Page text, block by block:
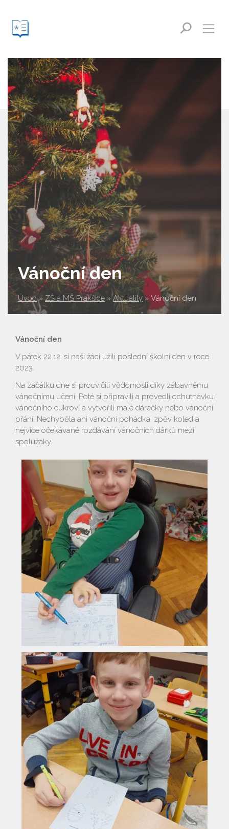
Vánoční den
Úvod » ZŠ a MŠ Prakšice » Aktuality » Vánoční den
Vánoční den
V pátek 22.12. si naši žáci užili poslední školní den v roce
2023.
Na začátku dne si procvičili vědomosti díky zábavnému
vánočnímu učení. Poté si připravili a provedli ochutnávku
vánočního cukroví a vytvořili malé dárečky nebo vánoční
přání. Nechyběla ani vánoční pohádka, zpěv koled a
nejvíce očekávané rozdávání vánočních dárků mezi
spolužáky.